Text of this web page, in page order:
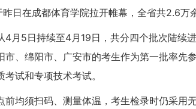
日在成都体育学院拉开帷幕，全省共2.6万
4月5日持续至4月19日，共分四个批次陆续
市、绵阳市、广安市的考生作为第一批率先
试和专项技术考试。
前均须扫码、测量体温，考生检录时仍采用